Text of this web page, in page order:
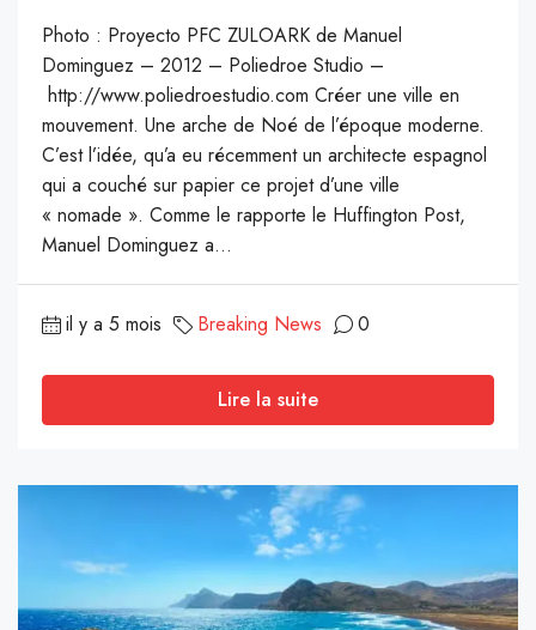
Photo : Proyecto PFC ZULOARK de Manuel
Dominguez – 2012 – Poliedroe Studio –
http://www.poliedroestudio.com Créer une ville en
mouvement. Une arche de Noé de l’époque moderne.
C’est l’idée, qu’a eu récemment un architecte espagnol
qui a couché sur papier ce projet d’une ville
« nomade ». Comme le rapporte le Huffington Post,
Manuel Dominguez a...
il y a 5 mois Breaking News 0
Lire la suite